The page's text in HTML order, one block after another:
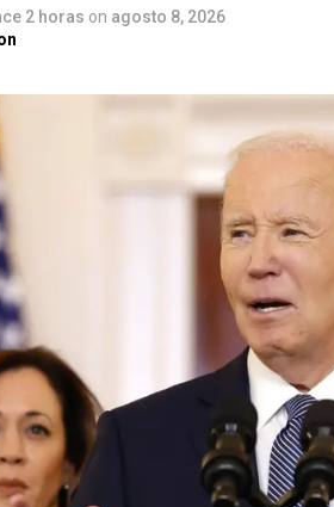
2 horas on agosto 8, 2026